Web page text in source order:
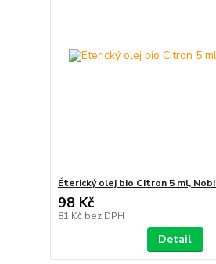
Éterický olej bio Citron 5 ml,
98 Kč
81 Kč bez DPH
Detail